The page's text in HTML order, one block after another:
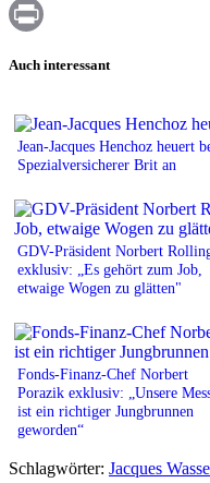
WhatsApp
Auch interessant
Jean-Jacques Henchoz heuert
Spezialversicherer Brit an
GDV-Präsident Norbert
exklusiv: „Es gehört zum Job,
etwaige Wogen zu glätten"
Fonds-Finanz-Chef Norbert
Porazik exklusiv: „Unsere
ist ein richtiger Jungbrunnen
geworden“
Schlagwörter: Jacques